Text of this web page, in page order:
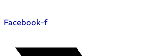
Facebook-f